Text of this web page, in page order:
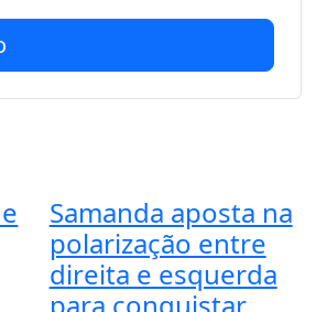
Samanda aposta na
polarização entre
direita e esquerda
para conquistar